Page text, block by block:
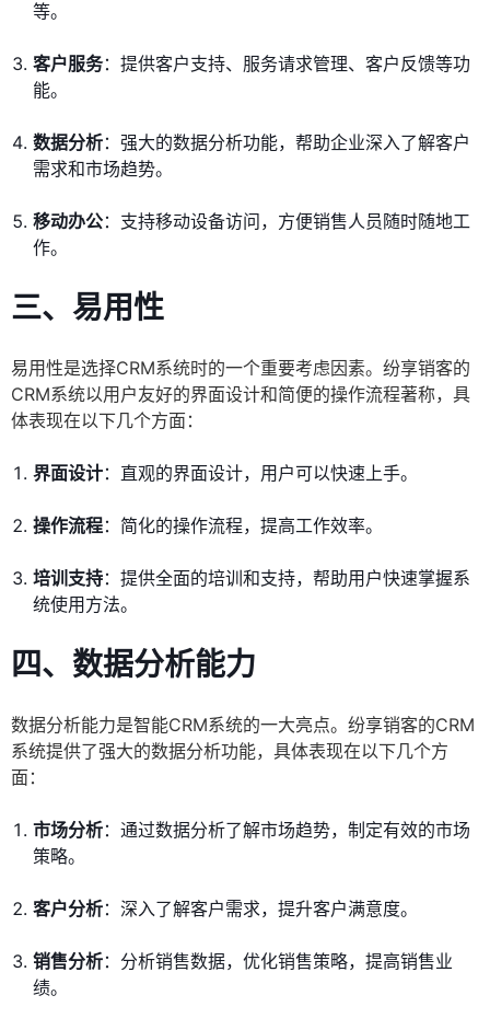
等。
客户服务：提供客户支持、服务请求管理、客户反馈等功
能。
数据分析：强大的数据分析功能，帮助企业深入了解客户
需求和市场趋势。
移动办公：支持移动设备访问，方便销售人员随时随地工
作。
三、易用性
易用性是选择CRM系统时的一个重要考虑因素。纷享销客的
CRM系统以用户友好的界面设计和简便的操作流程著称，具
体表现在以下几个方面：
界面设计：直观的界面设计，用户可以快速上手。
操作流程：简化的操作流程，提高工作效率。
培训支持：提供全面的培训和支持，帮助用户快速掌握系
统使用方法。
四、数据分析能力
数据分析能力是智能CRM系统的一大亮点。纷享销客的CRM
系统提供了强大的数据分析功能，具体表现在以下几个方
面：
市场分析：通过数据分析了解市场趋势，制定有效的市场
策略。
客户分析：深入了解客户需求，提升客户满意度。
销售分析：分析销售数据，优化销售策略，提高销售业
绩。